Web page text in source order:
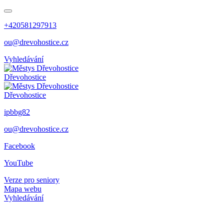
+420581297913
ou@drevohostice.cz
Vyhledávání
Dřevohostice
Dřevohostice
ipbbg82
ou@drevohostice.cz
Facebook
YouTube
Verze pro seniory
Mapa webu
Vyhledávání